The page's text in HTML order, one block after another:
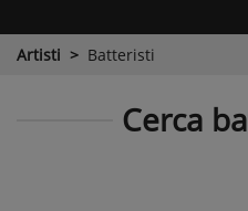
Artisti Batteristi
Cerca